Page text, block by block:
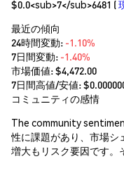
$0.0<sub>7</sub>6481 (
最近の傾向
24時間変動: -1.10%
7日間変動: -1.40%
市場価値:$4,472.00
7日間高値/安値: $
コミュニティの感情
The community
性に課題があり、市場シ
増大もリスク要因です。